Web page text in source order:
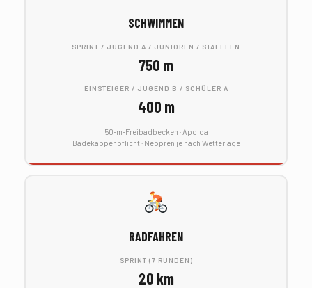
SCHWIMMEN
SPRINT / JUGEND A / JUNIOREN / STAFFELN
750 m
EINSTEIGER / JUGEND B / SCHÜLER A
400 m
50-m-Freibadbecken · Apolda
Badekappenpflicht · Neopren je nach Wetterlage
RADFAHREN
SPRINT (7 RUNDEN)
20 km